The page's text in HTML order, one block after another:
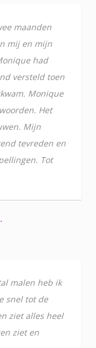
maanden
mij en mijn
had
versteld toen
Monique
Het
Mijn
tevreden en
Tot
malen heb ik
snel tot de
ziet alles heel
ziet en